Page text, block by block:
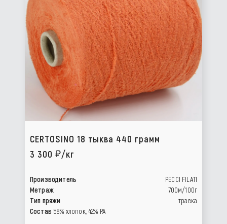
CERTOSINO 18 тыква 440 грамм
3 300
/кг
Производитель
PECCI FILATI
Метраж
700м/100г
Тип пряжи
травка
Состав 58% хлопок, 42% РА